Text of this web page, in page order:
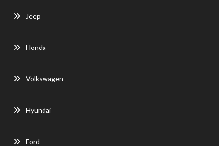
Jeep
Honda
Volkswagen
Hyundai
Ford